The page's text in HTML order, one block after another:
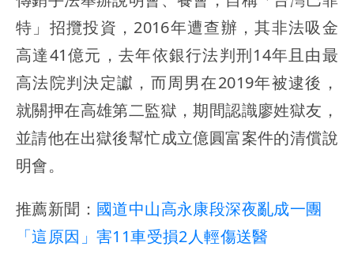
特」招攬投資，2016年遭查辦，其非法吸金
高達41億元，去年依銀行法判刑14年且由最
高法院判決定讞，而周男在2019年被逮後，
就關押在高雄第二監獄，期間認識廖姓獄友，
並請他在出獄後幫忙成立億圓富案件的清償說
明會。
推薦新聞： 國道中山高永康段深夜亂成一團
「這原因」害11車受損2人輕傷送醫